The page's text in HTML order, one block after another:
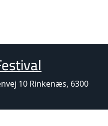
10 Rinkenæs, 6300